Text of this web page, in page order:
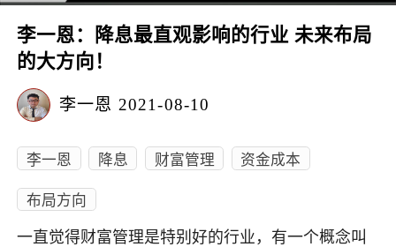
李一恩：降息最直观影响的行业 未来布局
的大方向！
李一恩 2021-08-10
李一恩 降息 财富管理
资金成本
布局方向
一直觉得财富管理是特别好的行业，有一个概念叫